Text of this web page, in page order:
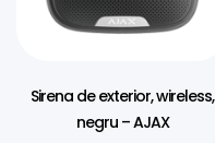
Sirena de exterior, wireless,
negru – AJAX